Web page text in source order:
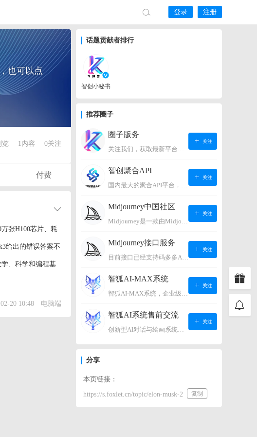
登录 注册
话题贡献者排行
智创小秘书
推荐圈子
圈子版务
关注我们，获取最新平台动态。
关注
智创聚合API
国内最大的聚合API平台，支持OpenAI、阿里、智谱、360、讯飞、百度等国内外大语言模型。https://s.lconai.com/
关注
Midjourney中国社区
Midjourney是一款由Midjourney有限公司开发的数字艺术工具软件，具有生成虚拟世界的强大能力，可根据用户输入的文字或语音在虚拟世界中生成对应场景，使用户能够探索和创造自己的数字艺术作品。
关注
Midjourney接口服务
目前接口已经支持码多多AI系统、小狐狸AI系统，如需其它接口请联系微信客服：lonconst
关注
智狐AI-MAX系统
智狐AI-MAX系统，企业级AI知识库，可以进行AI对话、AI应用，拥有强大的第三方对接能力。适用企业智能客服、企业智能文档、专家顾问助理等多种企业级商业场景，具有较大的商业使用价值。 如需购买请联系客服微信：lonconst
关注
智狐AI系统售前交流
创新型AI对话与绘画系统（非官方） 如需购买请联系微信客服：lonconst
关注
分享
本页链接：
https://s.foxlet.cn/topic/elon-musk-2 复制
也可以点
览 1内容 0关注
付费
张H100芯片、耗
给出的错误答案不
、科学和编程基
20 10:48 电脑端